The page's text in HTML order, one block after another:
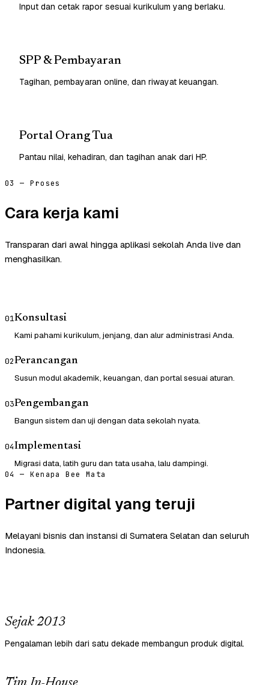
Input dan cetak rapor sesuai kurikulum yang berlaku.
SPP & Pembayaran
Tagihan, pembayaran online, dan riwayat keuangan.
Portal Orang Tua
Pantau nilai, kehadiran, dan tagihan anak dari HP.
03 — Proses
Cara kerja kami
Transparan dari awal hingga aplikasi sekolah Anda live dan
menghasilkan.
01Konsultasi
Kami pahami kurikulum, jenjang, dan alur administrasi Anda.
02Perancangan
Susun modul akademik, keuangan, dan portal sesuai aturan.
03Pengembangan
Bangun sistem dan uji dengan data sekolah nyata.
04Implementasi
Migrasi data, latih guru dan tata usaha, lalu dampingi.
04 — Kenapa Bee Mata
Partner digital yang teruji
Melayani bisnis dan instansi di Sumatera Selatan dan seluruh
Indonesia.
Sejak 2013
Pengalaman lebih dari satu dekade membangun produk digital.